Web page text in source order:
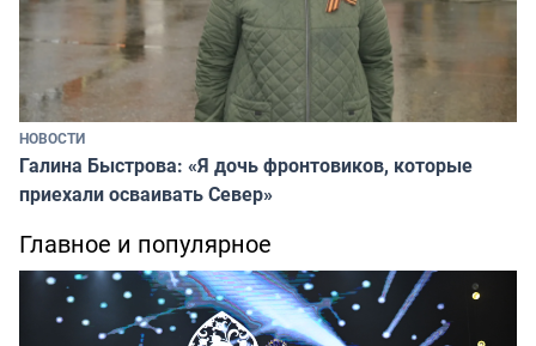
НОВОСТИ
Галина Быстрова: «Я дочь фронтовиков, которые
приехали осваивать Север»
Главное и популярное